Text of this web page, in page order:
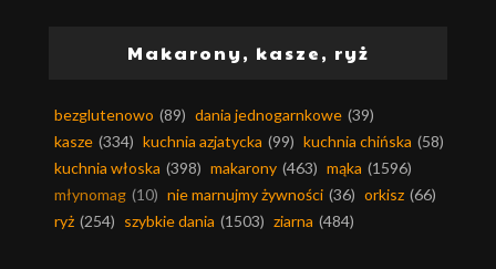
Makarony, kasze, ryż
bezglutenowo (89) dania jednogarnkowe (39)
kasze (334) kuchnia azjatycka (99) kuchnia chińska (58)
kuchnia włoska (398) makarony (463) mąka (1596)
młynomag (10) nie marnujmy żywności (36) orkisz (66)
ryż (254) szybkie dania (1503) ziarna (484)